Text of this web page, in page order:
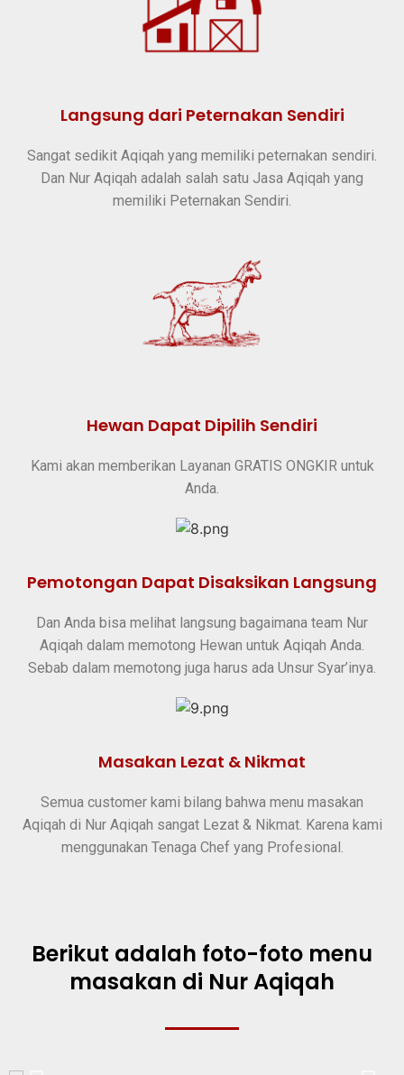
Langsung dari Peternakan Sendiri
Sangat sedikit Aqiqah yang memiliki peternakan sendiri.
Dan Nur Aqiqah adalah salah satu Jasa Aqiqah yang
memiliki Peternakan Sendiri.
Hewan Dapat Dipilih Sendiri
Kami akan memberikan Layanan GRATIS ONGKIR untuk
Anda.
Pemotongan Dapat Disaksikan Langsung
Dan Anda bisa melihat langsung bagaimana team Nur
Aqiqah dalam memotong Hewan untuk Aqiqah Anda.
Sebab dalam memotong juga harus ada Unsur Syar’inya.
Masakan Lezat & Nikmat
Semua customer kami bilang bahwa menu masakan
Aqiqah di Nur Aqiqah sangat Lezat & Nikmat. Karena kami
menggunakan Tenaga Chef yang Profesional.
Berikut adalah foto-foto menu
masakan di Nur Aqiqah